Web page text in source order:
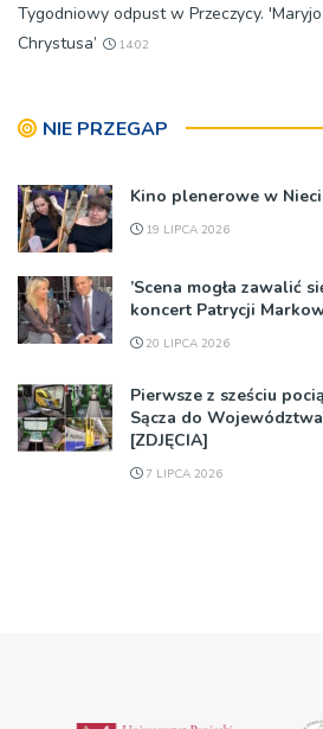
Tygodniowy odpust w Przeczycy.
Chrystusa’
14:02
NIE PRZEGAP
Kino plenerowe w
19 LIPCA 2026
’Scena mogła zawalić
koncert Patrycji
20 LIPCA 2026
Pierwsze z sześciu
Sącza do
[ZDJĘCIA]
7 LIPCA 2026